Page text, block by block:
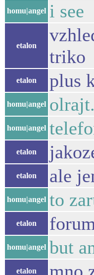
homu|angel i see
etalon
triko
etalon plus
homu|angel
homu|angel
etalon
etalon ale
homu|angel to
etalon
homu|angel but
etalon